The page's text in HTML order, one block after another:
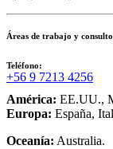
Áreas de trabajo y
Teléfono:
+56 9 7213 4256
América: EE.UU.,
Europa: España,
Oceanía: Australia.